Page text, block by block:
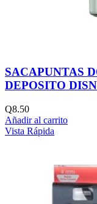
SACAPUNTAS
DEPOSITO
Q8.50
Añadir al carrito
Vista Rápida